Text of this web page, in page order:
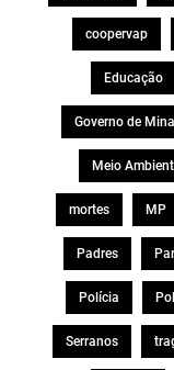
coopervap
Educação
Governo de
Meio
mortes MP
Padres
Polícia
Serranos